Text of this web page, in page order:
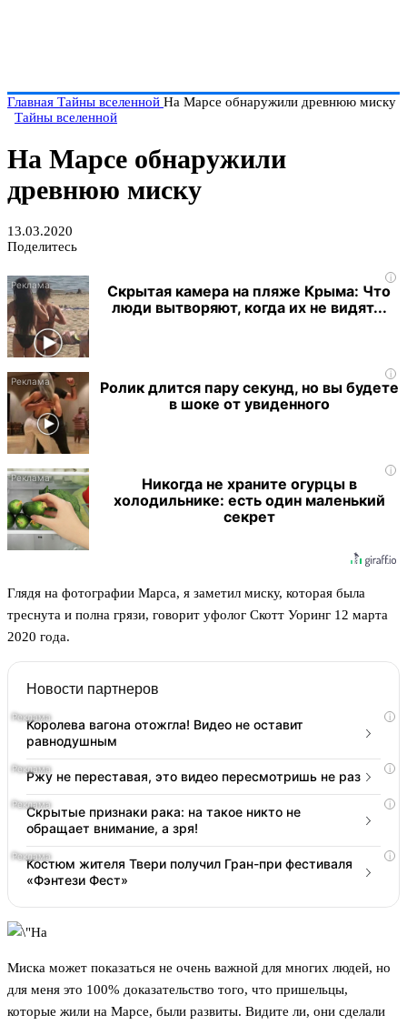
Главная Тайны вселенной На Марсе обнаружили древнюю миску
Тайны вселенной
На Марсе обнаружили
древнюю миску
13.03.2020
Поделитесь
i
Скрытая камера на пляже Крыма: Что
люди вытворяют, когда их не видят...
i
Ролик длится пару секунд, но вы будете
в шоке от увиденного
i
Никогда не храните огурцы в
холодильнике: есть один маленький
секрет
Глядя на фотографии Марса, я заметил миску, которая была
треснута и полна грязи, говорит уфолог Скотт Уоринг 12 марта
2020 года.
Новости партнеров
i
Королева вагона отожгла! Видео не оставит
равнодушным
i
Ржу не переставая, это видео пересмотришь не раз
i
Скрытые признаки рака: на такое никто не
обращает внимание, а зря!
i
Костюм жителя Твери получил Гран-при фестиваля
«Фэнтези Фест»
Миска может показаться не очень важной для многих людей, но
для меня это 100% доказательство того, что пришельцы,
которые жили на Марсе, были развиты. Видите ли, они сделали